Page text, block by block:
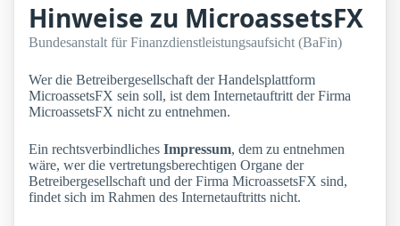
Hinweise zu MicroassetsFX
Bundesanstalt für Finanzdienstleistungsaufsicht (BaFin)
Wer die Betreibergesellschaft der Handelsplattform
MicroassetsFX sein soll, ist dem Internetauftritt der Firma
MicroassetsFX nicht zu entnehmen.
Ein rechtsverbindliches Impressum, dem zu entnehmen
wäre, wer die vertretungsberechtigen Organe der
Betreibergesellschaft und der Firma MicroassetsFX sind,
findet sich im Rahmen des Internetauftritts nicht.